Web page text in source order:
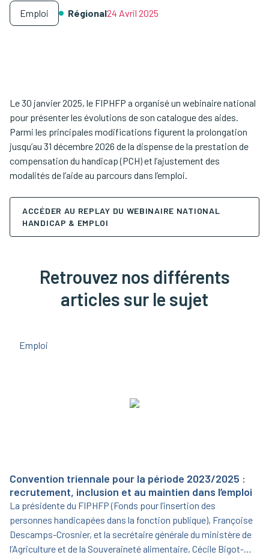
Emploi Régional24 Avril 2025
Le 30 janvier 2025, le FIPHFP a organisé un webinaire national
pour présenter les évolutions de son catalogue des aides.
Parmi les principales modifications figurent la prolongation
jusqu’au 31 décembre 2026 de la dispense de la prestation de
compensation du handicap (PCH) et l’ajustement des
modalités de l’aide au parcours dans l’emploi.
ACCÉDER AU REPLAY DU WEBINAIRE NATIONAL
HANDICAP & EMPLOI
Retrouvez nos différents
articles sur le sujet
Emploi
Convention triennale pour la période 2023/2025 :
recrutement, inclusion et au maintien dans l’emploi
La présidente du FIPHFP (Fonds pour l’insertion des
personnes handicapées dans la fonction publique), Françoise
Descamps-Crosnier, et la secrétaire générale du ministère de
l’Agriculture et de la Souveraineté alimentaire, Cécile Bigot-